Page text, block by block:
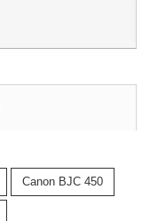
Canon BJC 450